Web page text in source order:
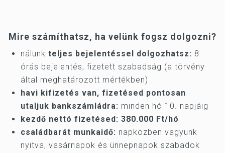
Mire számíthatsz, ha velünk fogsz dolgozni?
nálunk teljes bejelentéssel dolgozhatsz: 8
órás bejelentés, fizetett szabadság (a törvény
által meghatározott mértékben)
havi kifizetés van, fizetésed pontosan
utaljuk bankszámládra: minden hó 10. napjáig
kezdő nettó fizetésed: 380.000 Ft/hó
családbarát munkaidő: napközben vagyunk
nyitva, vasárnapok és ünnepnapok szabadok